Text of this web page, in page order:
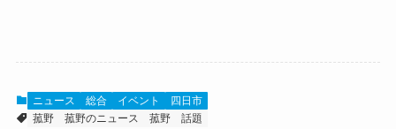
ニュース 総合 イベント
四日市
菰野
菰野のニュース 菰野 話題